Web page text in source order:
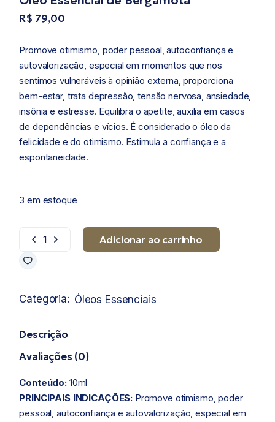
R$ 79,00
Promove otimismo, poder pessoal, autoconfiança e
autovalorização, especial em momentos que nos
sentimos vulneráveis à opinião externa, proporciona
bem-estar, trata depressão, tensão nervosa, ansiedade,
insônia e estresse. Equilibra o apetite, auxilia em casos
de dependências e vícios. É considerado o óleo da
felicidade e do otimismo. Estimula a confiança e a
espontaneidade.
3 em estoque
Óleo Essencial de Bergamota quantidade
Adicionar ao carrinho
Categoria: Óleos Essenciais
Descrição
Avaliações (0)
Conteúdo: 10ml
PRINCIPAIS INDICAÇÕES: Promove otimismo, poder
pessoal, autoconfiança e autovalorização, especial em